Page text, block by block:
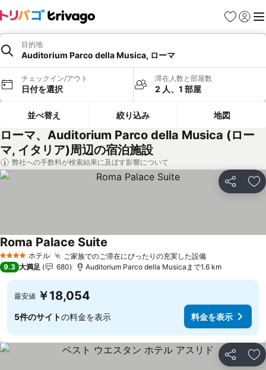
お気に入り
ログイ
メ
目的地
Auditorium Parco della Musica, ローマ
チェックイン/アウト
日付を選択
滞在人数と部屋数
2 人、1 部屋
並べ替え 絞り込み 地図
ローマ、Auditorium Parco della Musica (ロー
マ, イタリア)周辺の宿泊施設
弊社への手数料が検索結果に及ぼす影響について
シェア お
4 ホテルのランク
ホテル ご家族でのご滞在にぴったりの充実した設備
Roma Palace Suite
9.3 大満足 680 Auditorium Parco della Musicaまで1.6 km
最安値 ￥18,054
5件のサイトの料金を表示 料金を表示
シェア お